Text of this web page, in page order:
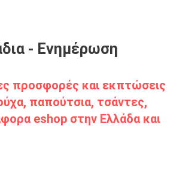
- Ενημέρωση
προσφορές και εκπτώσεις
παπούτσια, τσάντες,
eshop στην Ελλάδα και